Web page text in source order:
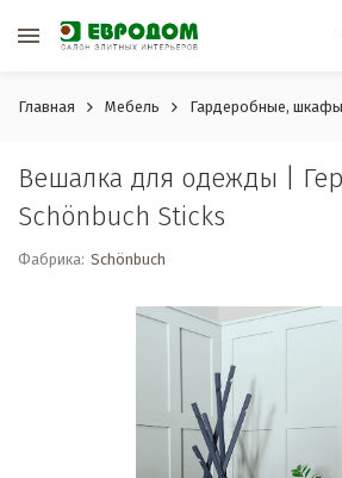
Главная Мебель Гардеробные,
Вешалка для одежды |
Schönbuch Sticks
Фабрика: Schönbuch